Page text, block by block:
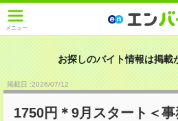
メニュー
お探しのバイト情報は掲載
掲載日 :2026/07/12
1750円＊9月スタート＜